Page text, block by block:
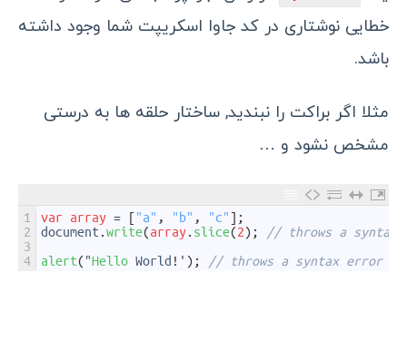
خطایی نوشتاری در کد جاوا اسکریپت شما وجود داشته
باشد.
مثلا اگر براکت را نبندید, ساختار حلقه ها به درستی
مشخص نشود و …
1
2
3
4
var array = [ "a" , "b" , "c" ] ;
document .write(array. slice(2) ;
// throws a syntax
alert( "Hello World ! ' ) ; // throws a syntax error